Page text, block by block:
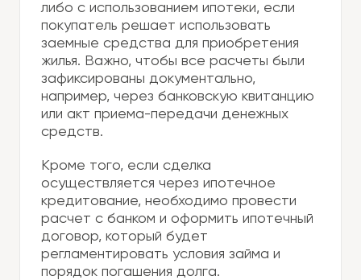
либо с использованием ипотеки, если
покупатель решает использовать
заемные средства для приобретения
жилья. Важно, чтобы все расчеты были
зафиксированы документально,
например, через банковскую квитанцию
или акт приема-передачи денежных
средств.
Кроме того, если сделка
осуществляется через ипотечное
кредитование, необходимо провести
расчет с банком и оформить ипотечный
договор, который будет
регламентировать условия займа и
порядок погашения долга.